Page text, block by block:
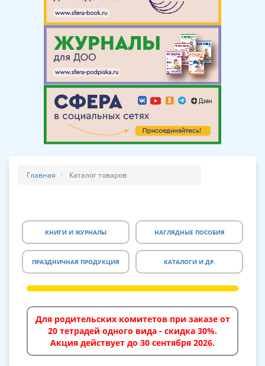
Главная Каталог товаров
КНИГИ И ЖУРНАЛЫ НАГЛЯДНЫЕ ПОСОБИЯ
ПРАЗДНИЧНАЯ ПРОДУКЦИЯ КАТАЛОГИ И ДР.
Для родительских комитетов при заказе от
20 тетрадей одного вида - скидка 30%.
Акция действует до 30 сентября 2026.